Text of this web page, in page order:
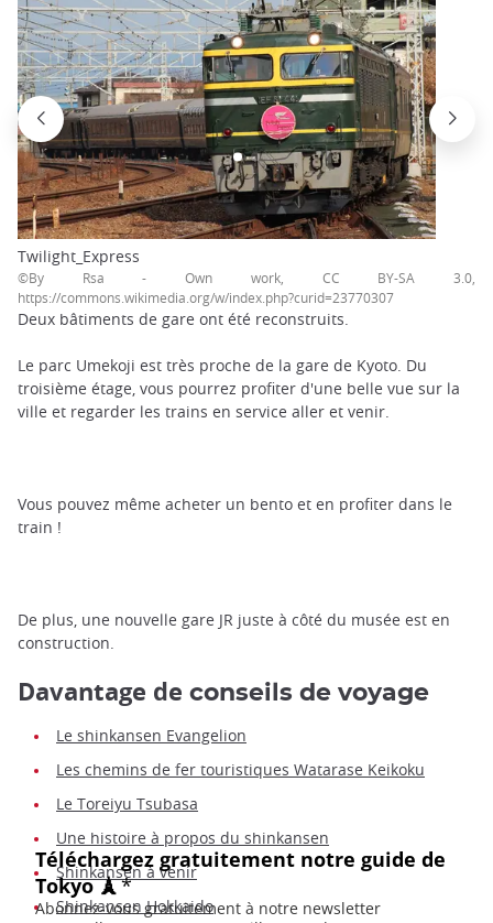
Twilight_Express
©By Rsa - Own work, CC BY-SA 3.0,
https://commons.wikimedia.org/w/index.php?curid=23770307
Deux bâtiments de gare ont été reconstruits.
Le parc Umekoji est très proche de la gare de Kyoto. Du
troisième étage, vous pourrez profiter d'une belle vue sur la
ville et regarder les trains en service aller et venir.
Vous pouvez même acheter un bento et en profiter dans le
train !
De plus, une nouvelle gare JR juste à côté du musée est en
construction.
Davantage de conseils de voyage
Le shinkansen Evangelion
Les chemins de fer touristiques Watarase Keikoku
Le Toreiyu Tsubasa
Une histoire à propos du shinkansen
Shinkansen à venir
Shinkansen Hokkaido